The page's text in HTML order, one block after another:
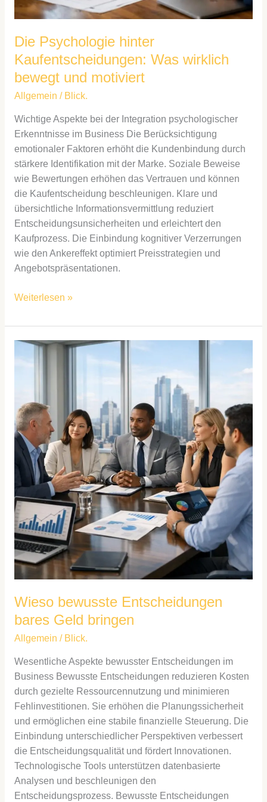
Die Psychologie hinter
Kaufentscheidungen: Was wirklich
bewegt und motiviert
Allgemein / Blick.
Wichtige Aspekte bei der Integration psychologischer
Erkenntnisse im Business Die Berücksichtigung
emotionaler Faktoren erhöht die Kundenbindung durch
stärkere Identifikation mit der Marke. Soziale Beweise
wie Bewertungen erhöhen das Vertrauen und können
die Kaufentscheidung beschleunigen. Klare und
übersichtliche Informationsvermittlung reduziert
Entscheidungsunsicherheiten und erleichtert den
Kaufprozess. Die Einbindung kognitiver Verzerrungen
wie den Ankereffekt optimiert Preisstrategien und
Angebotspräsentationen.
Weiterlesen »
Wieso bewusste Entscheidungen
bares Geld bringen
Allgemein / Blick.
Wesentliche Aspekte bewusster Entscheidungen im
Business Bewusste Entscheidungen reduzieren Kosten
durch gezielte Ressourcennutzung und minimieren
Fehlinvestitionen. Sie erhöhen die Planungssicherheit
und ermöglichen eine stabile finanzielle Steuerung. Die
Einbindung unterschiedlicher Perspektiven verbessert
die Entscheidungsqualität und fördert Innovationen.
Technologische Tools unterstützen datenbasierte
Analysen und beschleunigen den
Entscheidungsprozess. Bewusste Entscheidungen
Wieso
bewusste
Geld
bringen